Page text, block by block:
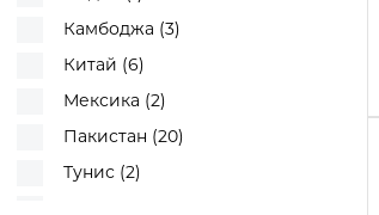
Straight (1)
Straight Carpenter (1)
Straight Loose (1)
Stretch Slim Fit (1)
Twisted Baggy (1)
Wide Straight (3)
Камбоджа (3)
Китай (6)
Мексика (2)
Пакистан (20)
Тунис (2)